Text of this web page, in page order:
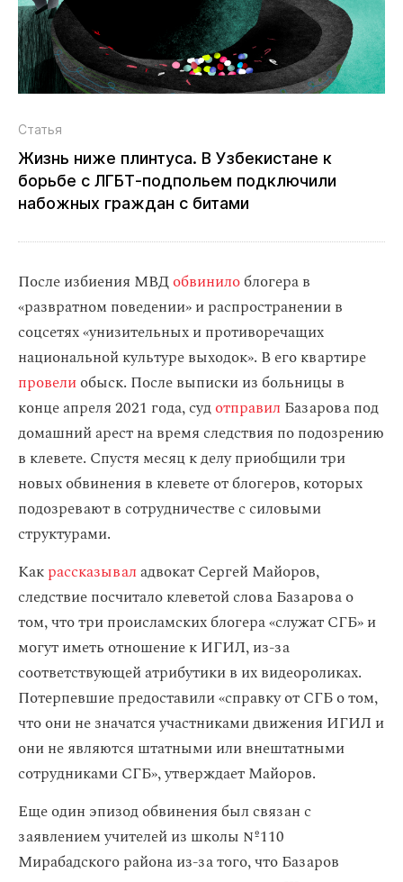
Статья
Жизнь ниже плинтуса. В Узбекистане к
борьбе с ЛГБТ‑подпольем подключили
набожных граждан с битами
После избиения МВДобвинилоблогера в
«развратном поведении» и распространении в
соцсетях «унизительных и противоречащих
национальной культуре выходок». В его квартире
провелиобыск. После выписки из больницы в
конце апреля 2021 года, судотправил Базарова под
домашний арест на время следствия по подозрению
в клевете. Спустя месяц к делу приобщили три
новых обвинения в клевете от блогеров, которых
подозревают в сотрудничестве с силовыми
структурами.
Какрассказываладвокат Сергей Майоров,
следствие посчитало клеветой слова Базарова о
том, что три происламских блогера «служат СГБ» и
могут иметь отношение к ИГИЛ, из-за
соответствующей атрибутики в их видеороликах.
Потерпевшие предоставили «справку от СГБ о том,
что они не значатся участниками движения ИГИЛ и
они не являются штатными или внештатными
сотрудниками СГБ», утверждает Майоров.
Еще один эпизод обвинения был связан с
заявлением учителей из школы №110
Мирабадского района из-за того, что Базаров